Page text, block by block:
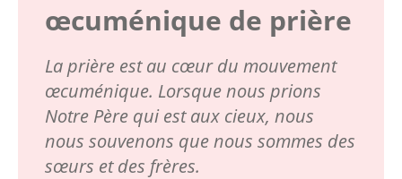
œcuménique de prière
La prière est au cœur du mouvement
œcuménique. Lorsque nous prions
Notre Père qui est aux cieux, nous
nous souvenons que nous sommes des
sœurs et des frères.